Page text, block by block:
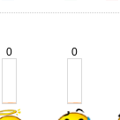
0 0